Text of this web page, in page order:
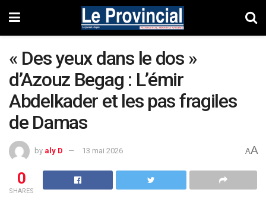
« Des yeux dans le dos »
d’Azouz Begag : L’émir
Abdelkader et les pas fragiles
de Damas
by aly D 13 mai 2026 AA
0
SHARES